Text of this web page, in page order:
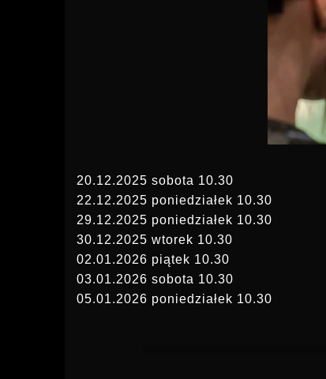
20.12.2025 sobota 10.30
22.12.2025 poniedziałek 10.30
29.12.2025 poniedziałek 10.30
30.12.2025 wtorek 10.30
02.01.2026 piątek 10.30
03.01.2026 sobota 10.30
05.01.2026 poniedziałek 10.30